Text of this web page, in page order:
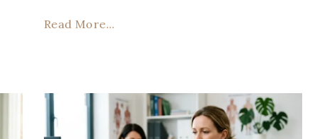
Read More...